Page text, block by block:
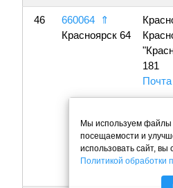
46 660064
⇑
Красноярск 64
181
Мы используем файлы
посещаемости и
использовать сайт,
Политикой обработки